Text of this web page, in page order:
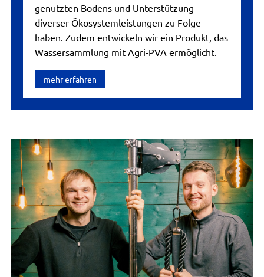
genutzten Bodens und Unterstützung
diverser Ökosystemleistungen zu Folge
haben. Zudem entwickeln wir ein Produkt, das
Wassersammlung mit Agri-PVA ermöglicht.
mehr erfahren